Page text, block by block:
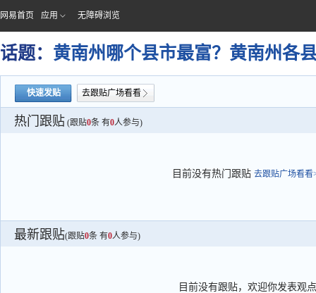
网易首页 应用 无障碍浏览
话题： 黄南州哪个县市最富？黄南州各
快速发贴 去跟贴广场看看
热门跟贴 (跟贴0条 有0人参与)
目前没有热门跟贴 去跟贴广场看看
最新跟贴(跟贴0条 有0人参与)
目前没有跟贴，欢迎你发表观点